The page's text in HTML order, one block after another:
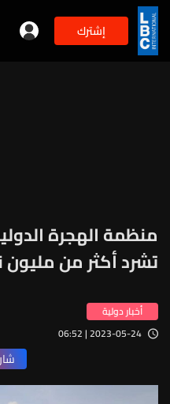
إشترك
منظمة الهجرة
تشرد أكثر من مليون
أخبار دولية
2023-05-24 | 06:52